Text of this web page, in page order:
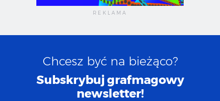
Chcesz być na bieżąco?
Subskrybuj grafmagowy
newsletter!